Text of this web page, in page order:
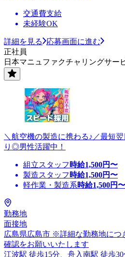
交通費支給
未経験OK
詳細を見る
応募画面に進む
正社員
日本マニュファクチャリングサー
＼航空機の製造に携わる♪／最短
り◎男性活躍中！
組立スタッフ 時給1,500円〜
製造スタッフ 時給1,500円〜
軽作業・製造系時給1,500円〜
勤務地
面接地
広島県広島市 ※詳細な勤務地につ
確認をお願いいたします
江波駅 徒歩15分、舟入南駅 徒歩